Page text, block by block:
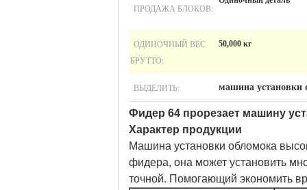
ПРОДАЖА БЛОКОВ:
ОДИНОЧНЫЙ ВЕС
БРУТТО:
50,000 кг
ВЫДЕЛИТЬ: машина установки
Фидер 64 прорезает машину
Характер продукции
Машина установки обломока
фидера, она может установить
точной. Помогающий экономить